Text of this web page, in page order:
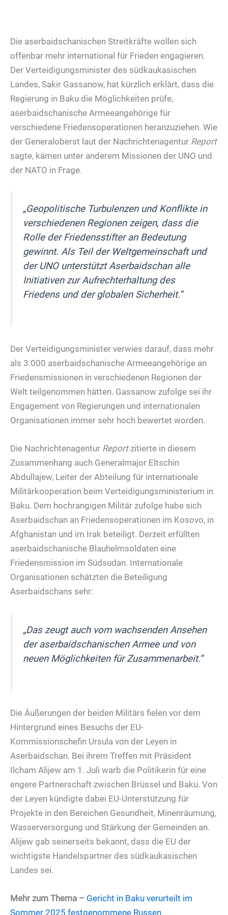
Die aserbaidschanischen Streitkräfte wollen sich
offenbar mehr international für Frieden engagieren.
Der Verteidigungsminister des südkaukasischen
Landes, Sakir Gassanow, hat kürzlich erklärt, dass die
Regierung in Baku die Möglichkeiten prüfe,
aserbaidschanische Armeeangehörige für
verschiedene Friedensoperationen heranzuziehen. Wie
der Generaloberst laut der Nachrichtenagentur Report
sagte, kämen unter anderem Missionen der UNO und
der NATO in Frage.
„Geopolitische Turbulenzen und Konflikte in
verschiedenen Regionen zeigen, dass die
Rolle der Friedensstifter an Bedeutung
gewinnt. Als Teil der Weltgemeinschaft und
der UNO unterstützt Aserbaidschan alle
Initiativen zur Aufrechterhaltung des
Friedens und der globalen Sicherheit.“
Der Verteidigungsminister verwies darauf, dass mehr
als 3.000 aserbaidschanische Armeeangehörige an
Friedensmissionen in verschiedenen Regionen der
Welt teilgenommen hätten. Gassanow zufolge sei ihr
Engagement von Regierungen und internationalen
Organisationen immer sehr hoch bewertet worden.
Die Nachrichtenagentur Reportzitierte in diesem
Zusammenhang auch Generalmajor Eltschin
Abdullajew, Leiter der Abteilung für internationale
Militärkooperation beim Verteidigungsministerium in
Baku. Dem hochrangigen Militär zufolge habe sich
Aserbaidschan an Friedensoperationen im Kosovo, in
Afghanistan und im Irak beteiligt. Derzeit erfüllten
aserbaidschanische Blauhelmsoldaten eine
Friedensmission im Südsudan. Internationale
Organisationen schätzten die Beteiligung
Aserbaidschans sehr:
„Das zeugt auch vom wachsenden Ansehen
der aserbaidschanischen Armee und von
neuen Möglichkeiten für Zusammenarbeit.“
Die Äußerungen der beiden Militärs fielen vor dem
Hintergrund eines Besuchs der EU-
Kommissionschefin Ursula von der Leyen in
Aserbaidschan. Bei ihrem Treffen mit Präsident
Ilcham Alijew am 1. Juli warb die Politikerin für eine
engere Partnerschaft zwischen Brüssel und Baku. Von
der Leyen kündigte dabei EU-Unterstützung für
Projekte in den Bereichen Gesundheit, Minenräumung,
Wasserversorgung und Stärkung der Gemeinden an.
Alijew gab seinerseits bekannt, dass die EU der
wichtigste Handelspartner des südkaukasischen
Landes sei.
Mehr zum Thema – Gericht in Baku verurteilt im
Sommer 2025 festgenommene Russen